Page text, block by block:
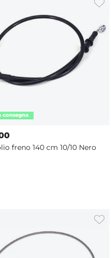
freno 140 cm 10/10 Nero